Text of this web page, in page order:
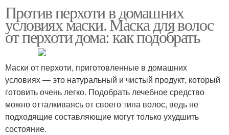
Против перхоти в домашних
условиях маски. Маска для волос
от перхоти дома: как подобрать
Маски от перхоти, приготовленные в домашних
условиях — это натуральный и чистый продукт, который
готовить очень легко. Подобрать лечебное средство
можно отталкиваясь от своего типа волос, ведь не
подходящие составляющие могут только ухудшить
состояние.